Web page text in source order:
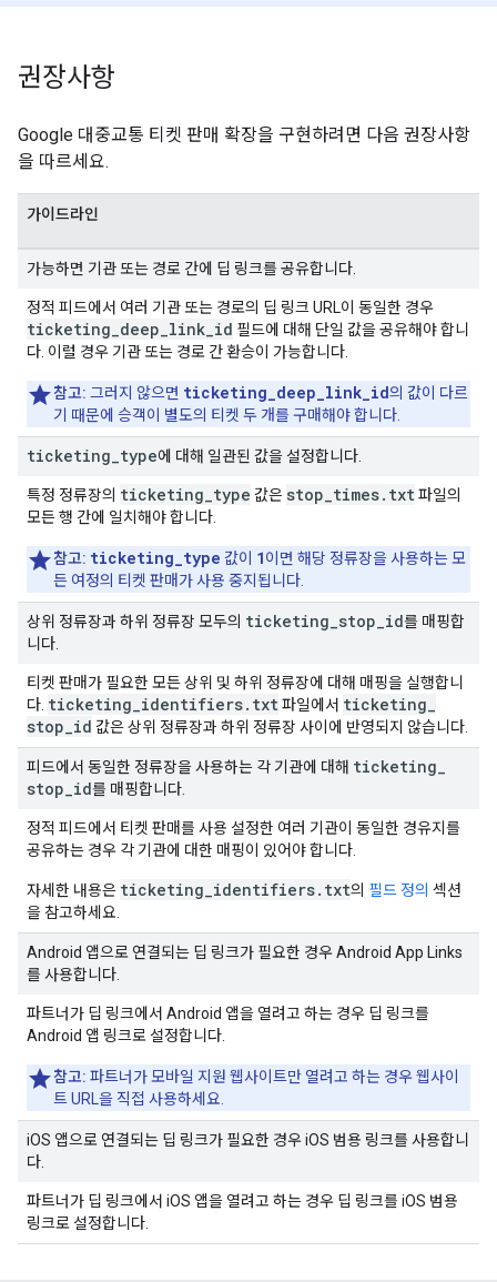
권장사항
Google 대중교통 티켓 판매 확장을 구현하려면 다음 권장사항
을 따르세요.
가이드라인
가능하면 기관 또는 경로 간에 딥 링크를 공유합니다.
정적 피드에서 여러 기관 또는 경로의 딥 링크 URL이 동일한 경우
ticketing_deep_link_id 필드에 대해 단일 값을 공유해야 합니
다. 이럴 경우 기관 또는 경로 간 환승이 가능합니다.
참고: 그러지 않으면 ticketing_deep_link_id의 값이 다르
기 때문에 승객이 별도의 티켓 두 개를 구매해야 합니다.
ticketing type에 대해 일관된 값을 설정합니다.
특정 정류장의 ticketing_type 값은 stop_times.txt파일의
모든 행 간에 일치해야 합니다.
참고: ticketing_type 값이 1이면 해당 정류장을 사용하는 모
든 여정의 티켓 판매가 사용 중지됩니다.
상위 정류장과 하위 정류장 모두의 ticketing stop id를 매핑합
니다.
티켓 판매가 필요한 모든 상위 및 하위 정류장에 대해 매핑을 실행합니
다. ticketing identifiers. txt파일에서 ticketing
stop id 값은 상위 정류장과 하위 정류장 사이에 반영되지 않습니다.
피드에서 동일한 정류장을 사용하는 각 기관에 대해 ticketing
stop id를 매핑합니다.
정적 피드에서 티켓 판매를 사용 설정한 여러 기관이 동일한 경유지를
공유하는 경우 각 기관에 대한 매핑이 있어야 합니다.
자세한 내용은 ticketing_identifiers.txt의 필드 정의 섹션
을 참고하세요.
Android 앱으로 연결되는 딥 링크가 필요한 경우 Android App Links
를 사용합니다.
파트너가 딥 링크에서 Android 앱을 열려고 하는 경우 딥 링크를
Android 앱 링크로 설정합니다.
참고: 파트너가 모바일 지원 웹사이트만 열려고 하는 경우 웹사이
트 URL을 직접 사용하세요.
iOS 앱으로 연결되는 딥 링크가 필요한 경우 iOS 범용 링크를 사용합니
다.
파트너가 딥 링크에서 iOS 앱을 열려고 하는 경우 딥 링크를 iOS 범용
링크로 설정합니다.